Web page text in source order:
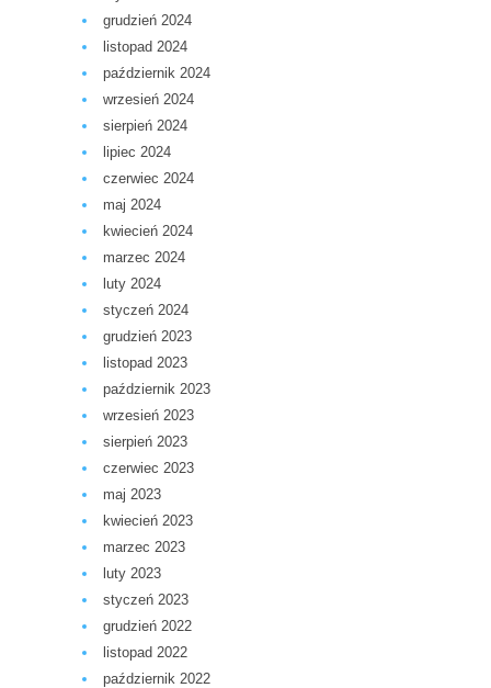
grudzień 2024
listopad 2024
październik 2024
wrzesień 2024
sierpień 2024
lipiec 2024
czerwiec 2024
maj 2024
kwiecień 2024
marzec 2024
luty 2024
styczeń 2024
grudzień 2023
listopad 2023
październik 2023
wrzesień 2023
sierpień 2023
czerwiec 2023
maj 2023
kwiecień 2023
marzec 2023
luty 2023
styczeń 2023
grudzień 2022
listopad 2022
październik 2022